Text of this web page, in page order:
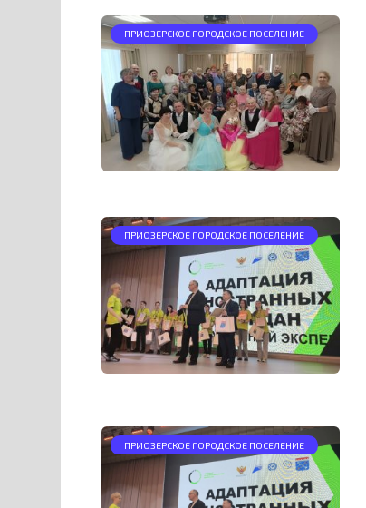
ПРИОЗЕРСКОЕ ГОРОДСКОЕ ПОСЕЛЕНИЕ
ПРИОЗЕРСКОЕ ГОРОДСКОЕ ПОСЕЛЕНИЕ
ПРИОЗЕРСКОЕ ГОРОДСКОЕ ПОСЕЛЕНИЕ